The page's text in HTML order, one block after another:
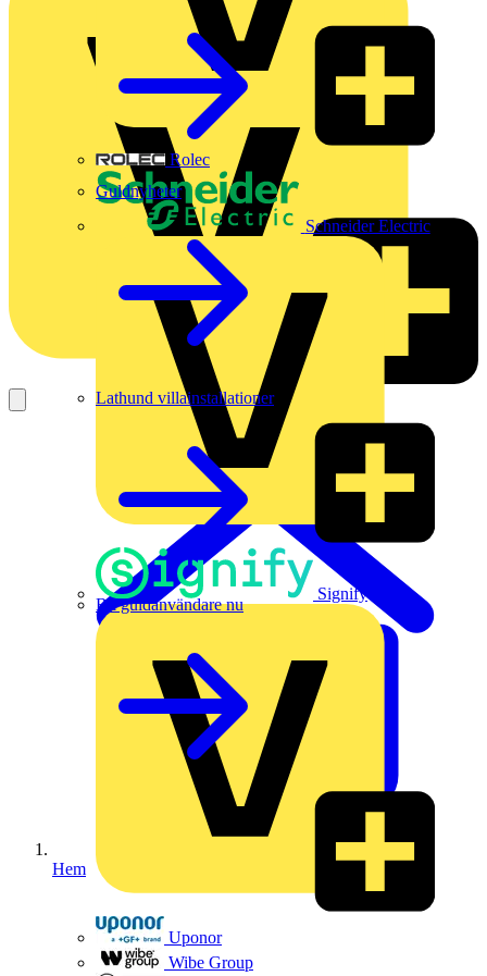
Rolec
Schneider Electric
Signify
Uponor
Wibe Group
Guldnyheter
Lathund villainstallationer
Bli guldanvändare nu
Hem